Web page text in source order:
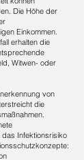
Die Höhe der
Einkommen.
erhalten die
Witwen- oder
von
die
Infektionsrisiko